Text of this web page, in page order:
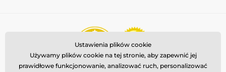
Ustawienia plików cookie
Używamy plików cookie na tej stronie, aby zapewnić jej
prawidłowe funkcjonowanie, analizować ruch, personalizować